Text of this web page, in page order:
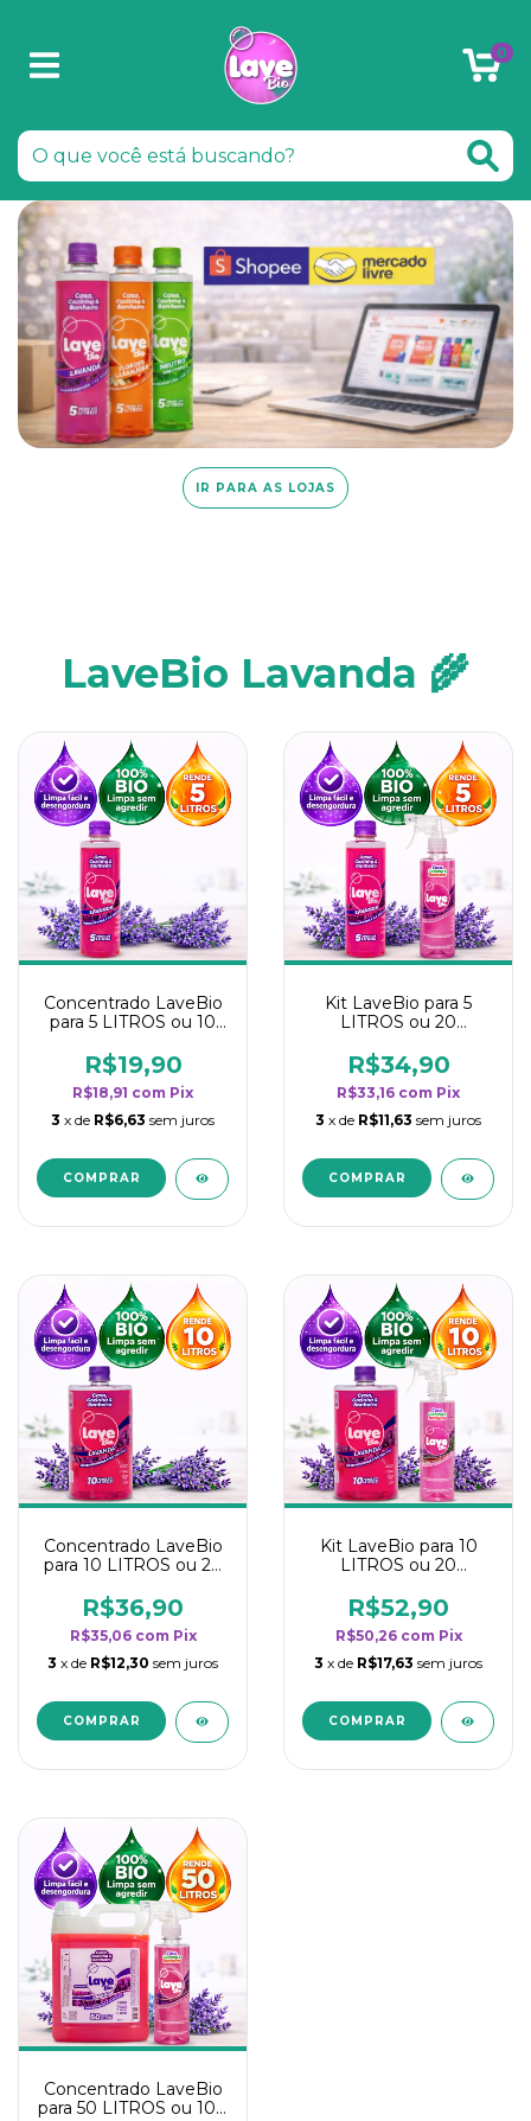
0
IR PARA AS LOJAS
LaveBio Lavanda 🌾
Concentrado LaveBio
para 5 LITROS ou 10
rendimento da
categoria - Lavanda
R$19,90
R$18,91 com Pix
3 x de R$6,63 sem juros
Kit LaveBio para 5
LITROS ou 20
rendimento da
categoria - Lavanda
R$34,90
R$33,16 com Pix
3 x de R$11,63 sem juros
Concentrado LaveBio
para 10 LITROS ou 20
rendimento da
categoria - Lavanda
R$36,90
R$35,06 com Pix
3 x de R$12,30 sem juros
Kit LaveBio para 10
LITROS ou 20
rendimento da
categoria - Lavanda
R$52,90
R$50,26 com Pix
3 x de R$17,63 sem juros
Concentrado LaveBio
para 50 LITROS ou 100